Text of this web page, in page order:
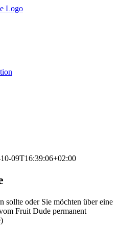
09T16:39:06+02:00
sollte oder Sie möchten über eine
Fruit Dude permanent